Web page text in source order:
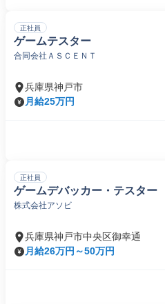
正社員
ゲームテスター
合同会社ＡＳＣＥＮＴ
兵庫県神戸市
月給25万円
正社員
ゲームデバッカー・テスター
株式会社アソビ
兵庫県神戸市中央区御幸通
月給26万円～50万円